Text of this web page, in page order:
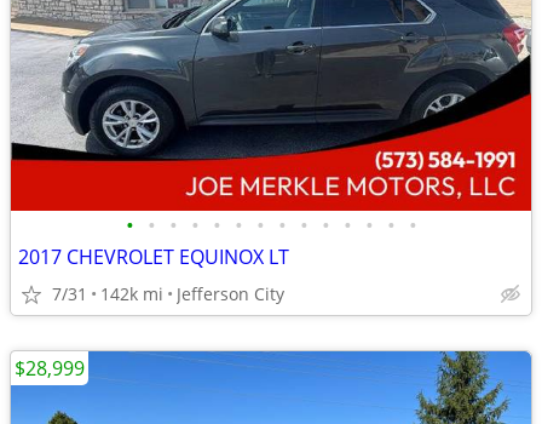
• • • • • • • • • • • • • •
2017 CHEVROLET EQUINOX LT
7/31 142k mi Jefferson City
$28,999